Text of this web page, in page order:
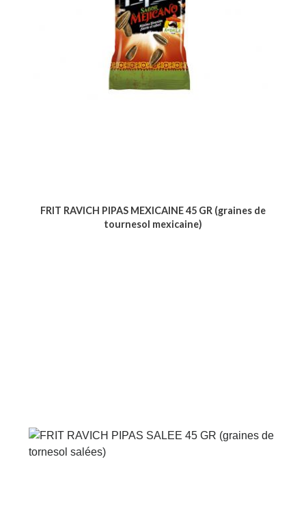
FRIT RAVICH PIPAS MEXICAINE 45 GR (graines de
tournesol mexicaine)